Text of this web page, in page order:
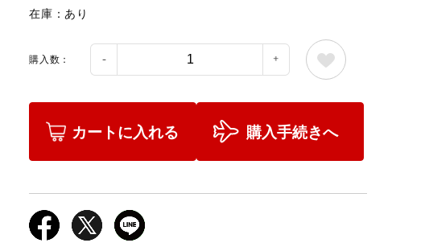
在庫 あり
購入数：
カートに入れる 購入手続きへ